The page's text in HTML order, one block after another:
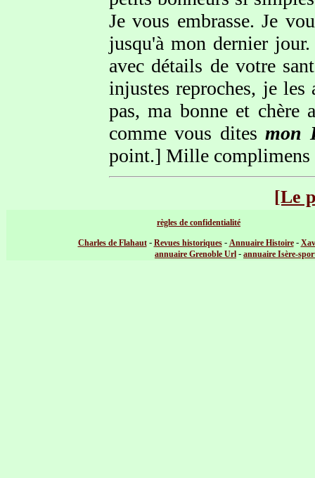
Je vous embrasse. Je
jusqu'à mon dernier
avec détails de votre
injustes reproches, je
pas, ma bonne et chère
comme vous ditesmon
point.] Mille complimens
[Le
règles de confidentialité
Charles de Flahaut- Revues historiques- Annuaire Histoire-
annuaire Grenoble Url - annuaire Isère-